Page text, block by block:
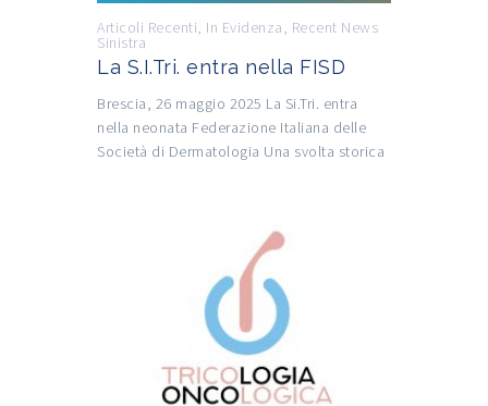
Articoli Recenti, In Evidenza, Recent News
Sinistra
La S.I.Tri. entra nella FISD
Brescia, 26 maggio 2025 La Si.Tri. entra
nella neonata Federazione Italiana delle
Società di Dermatologia Una svolta storica